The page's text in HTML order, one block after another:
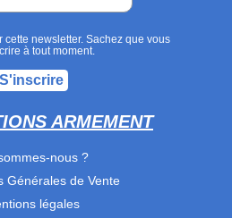
cette newsletter. Sachez que vous
à tout moment.
S'inscrire
ARMEMENT
nous ?
Générales de Vente
légales